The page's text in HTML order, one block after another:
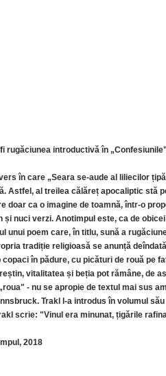
rugăciunea introductivă în
în care „Seara se-aude al liliecilor
al treilea călăreț apocaliptic stă
doar ca o imagine de toamnă, într-o
nuci verzi. Anotimpul este, ca de
poem care, în titlu, sună a
tradiție religioasă se anunță
în pădure, cu picături de rouă pe
vitalitatea și beția pot rămâne, de
- nu se apropie de textul mai sus
Trakl l-a introdus în volumul
scrie: "Vinul era minunat, țigările
2018